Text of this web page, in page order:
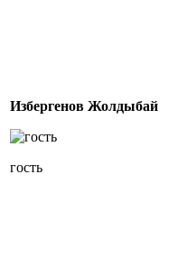
Избергенов Жолдыбай
гость